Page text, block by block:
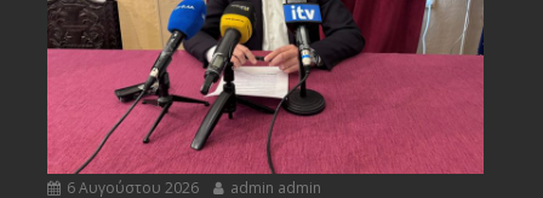
6 Αυγούστου 2026 admin admin